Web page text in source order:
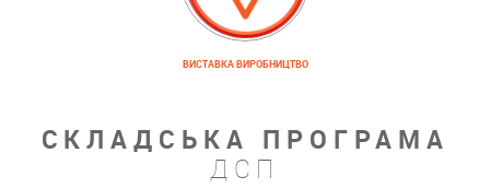
ВИСТАВКА ВИРОБНИЦТВО
СКЛАДСЬКА ПРОГРАМА
ДСП